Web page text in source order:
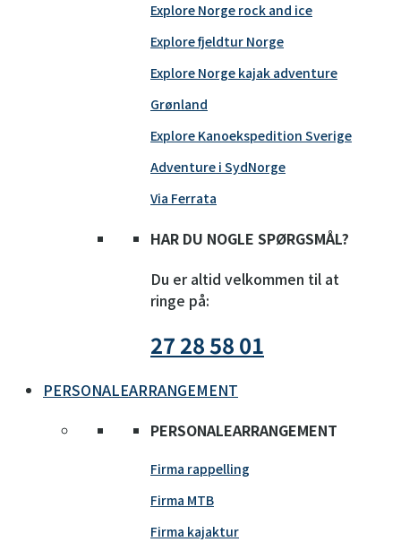
Explore Norge rock and ice
Explore fjeldtur Norge
Explore Norge kajak adventure
Grønland
Explore Kanoekspedition Sverige
Adventure i SydNorge
Via Ferrata
HAR DU NOGLE SPØRGSMÅL?
Du er altid velkommen til at
ringe på:
27 28 58 01
PERSONALEARRANGEMENT
PERSONALEARRANGEMENT
Firma rappelling
Firma MTB
Firma kajaktur